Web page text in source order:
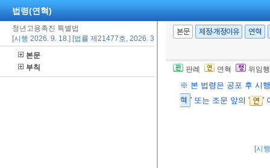
법령(연혁)
청년고용촉진 특별법
[시행 2026. 9. 18.] [법률 제21477호, 2026. 3. 17., 일부개정]
본문
부칙
본문 제정·개정이유 연혁
판례 연혁 위임
※ 본 법령은 공포 후 시
혁 ' 또는 조문 앞의 ' '
[시